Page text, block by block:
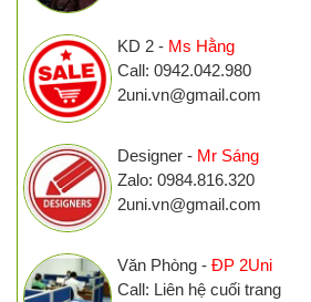
KD 2 - Ms Hằng
Call: 0942.042.980
2uni.vn@gmail.com
Designer - Mr Sáng
Zalo: 0984.816.320
2uni.vn@gmail.com
Văn Phòng - ĐP 2Uni
Call: Liên hệ cuối trang